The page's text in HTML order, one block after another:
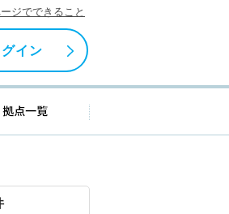
ジでできること
グイン
アドバイザー紹介 拠点一覧